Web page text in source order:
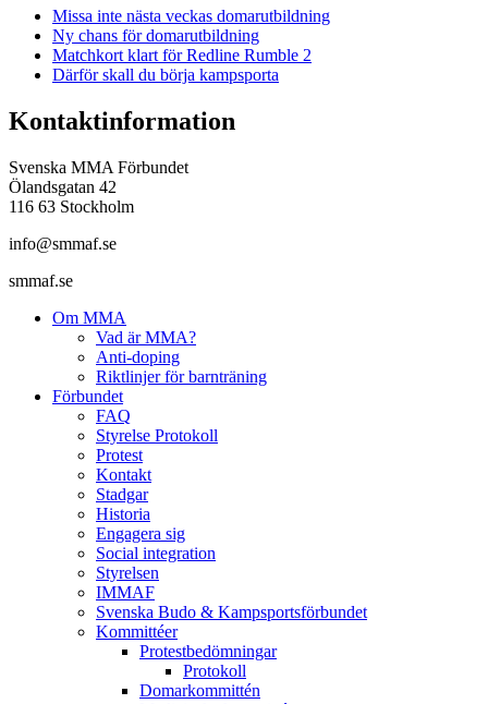
Missa inte nästa veckas domarutbildning
Ny chans för domarutbildning
Matchkort klart för Redline Rumble 2
Därför skall du börja kampsporta
Kontaktinformation
Svenska MMA Förbundet
Ölandsgatan 42
116 63 Stockholm
info@smmaf.se
smmaf.se
Om MMA
Vad är MMA?
Anti-doping
Riktlinjer för barnträning
Förbundet
FAQ
Styrelse Protokoll
Protest
Kontakt
Stadgar
Historia
Engagera sig
Social integration
Styrelsen
IMMAF
Svenska Budo & Kampsportsförbundet
Kommittéer
Protestbedömningar
Protokoll
Domarkommittén